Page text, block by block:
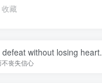
收藏
without losing heart.
丧失信心